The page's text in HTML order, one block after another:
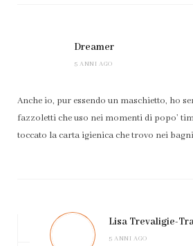
Dreamer
5 ANNI AGO
Anche io, pur essendo un maschietto, ho
fazzoletti che uso nei momenti di popo’
toccato la carta igienica che trovo nei
Lisa Trevaligie-
5 ANNI AGO